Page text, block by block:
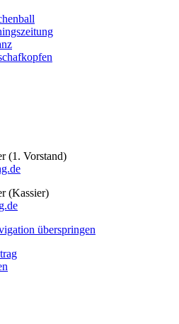
(1. Vorstand)
(Kassier)
überspringen